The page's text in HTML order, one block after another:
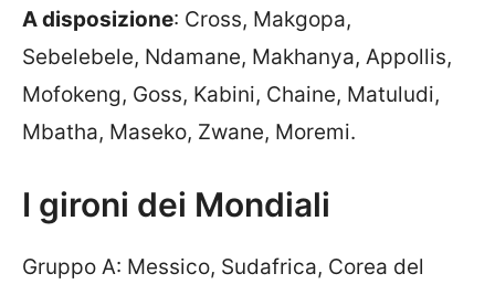
A disposizione: Cross, Makgopa,
Sebelebele, Ndamane, Makhanya, Appollis,
Mofokeng, Goss, Kabini, Chaine, Matuludi,
Mbatha, Maseko, Zwane, Moremi.
I gironi dei Mondiali
Gruppo A: Messico, Sudafrica, Corea del